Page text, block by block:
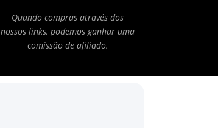
Quando compras através dos
nossos links, podemos ganhar uma
comissão de afiliado.